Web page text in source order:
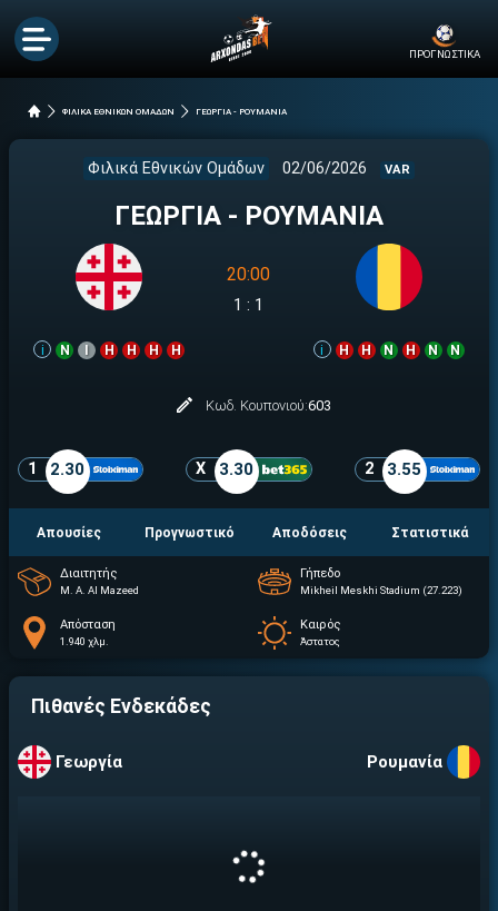
ΠΡΟΓΝΩΣΤΙΚΑ
ΦΙΛΙΚΑ ΕΘΝΙΚΩΝ ΟΜΑΔΩΝ ΓΕΩΡΓΙΑ - ΡΟΥΜΑΝΙΑ
Φιλικά Εθνικών Ομάδων 02/06/2026 VAR
ΓΕΩΡΓΙΑ - ΡΟΥΜΑΝΙΑ
i Ν Ι Η Η Η Η
20:00
1 : 1
i Η Η Ν Η Ν Ν
Κωδ. Κουπονιού:603
1 2.30 X 3.30 2 3.55
Απουσίες Προγνωστικό Αποδόσεις Στατιστικά
Διαιτητής
M. A. Al Mazeed
Γήπεδο
Mikheil Meskhi Stadium (27.223)
Απόσταση
1.940 χλμ.
Καιρός
Άστατος
Πιθανές Ενδεκάδες
Γεωργία Ρουμανία